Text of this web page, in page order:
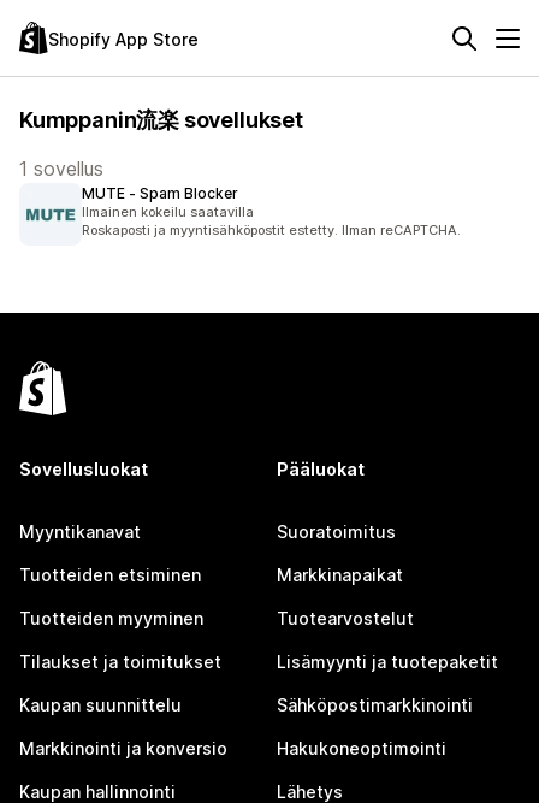
Shopify App Store
Kumppanin流楽 sovellukset
1 sovellus
MUTE ‑ Spam Blocker
Ilmainen kokeilu saatavilla
Roskaposti ja myyntisähköpostit estetty. Ilman reCAPTCHA.
Sovellusluokat
Myyntikanavat
Tuotteiden etsiminen
Tuotteiden myyminen
Tilaukset ja toimitukset
Kaupan suunnittelu
Markkinointi ja konversio
Kaupan hallinnointi
Pääluokat
Suoratoimitus
Markkinapaikat
Tuotearvostelut
Lisämyynti ja tuotepaketit
Sähköpostimarkkinointi
Hakukoneoptimointi
Lähetys